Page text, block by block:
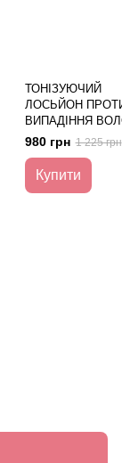
ТОНІЗУЮЧИЙ
ЛОСЬЙОН
ВИПАДІННЯ
SEBOMAX HR ,
980 грн 1 225 грн
Купити